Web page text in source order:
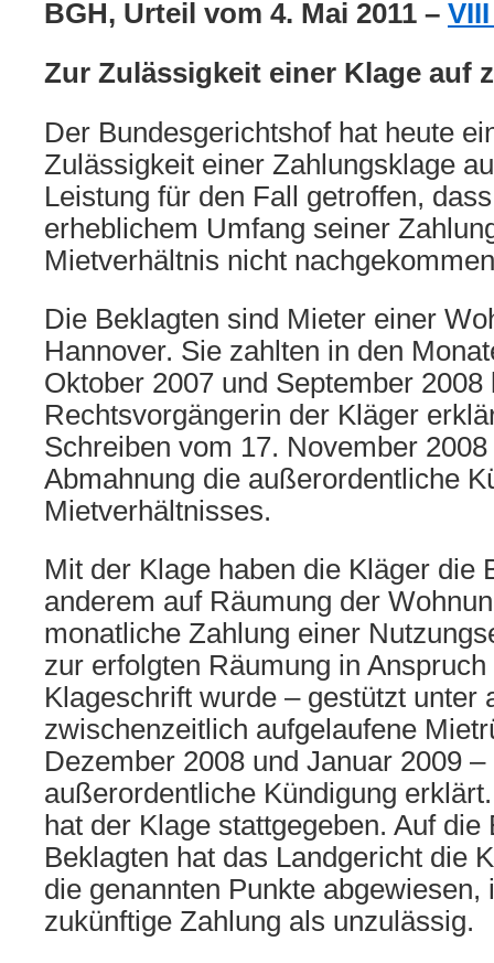
BGH, Urteil vom 4. Mai 2011 –
Zur Zulässigkeit einer Klage auf
Der Bundesgerichtshof hat heute
Zulässigkeit einer Zahlungsklage
Leistung für den Fall getroffen,
erheblichem Umfang seiner
Mietverhältnis nicht
Die Beklagten sind Mieter einer
Hannover. Sie zahlten in den
Oktober 2007 und September
Rechtsvorgängerin der Kläger
Schreiben vom 17. November
Abmahnung die außerordentliche
Mietverhältnisses.
Mit der Klage haben die Kläger die
anderem auf Räumung der
monatliche Zahlung einer
zur erfolgten Räumung in
Klageschrift wurde – gestützt unter
zwischenzeitlich aufgelaufene
Dezember 2008 und Januar 2009 –
außerordentliche Kündigung
hat der Klage stattgegeben. Auf die
Beklagten hat das Landgericht die
die genannten Punkte
zukünftige Zahlung als unzulässig.